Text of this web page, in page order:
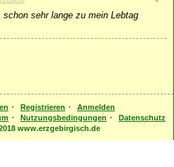
schon sehr lange zu mein Lebtag
· Registrieren ·
Anmelden
· Nutzungsbedingungen ·
Datenschutz
www.erzgebirgisch.de